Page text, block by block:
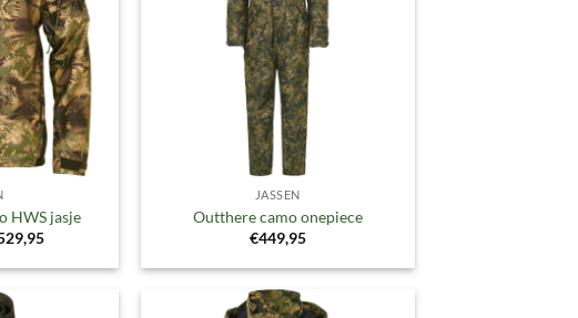
HWS jasje
Prijsklasse:
tot
JASSEN
Outthere camo onepiece
€449,95